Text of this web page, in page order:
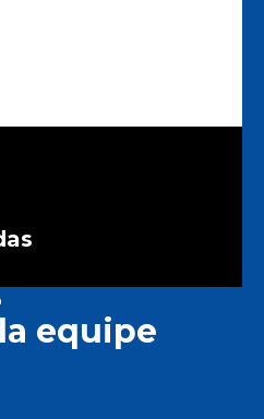
equipe